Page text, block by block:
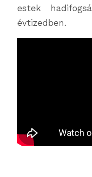
estek
évtizedben.